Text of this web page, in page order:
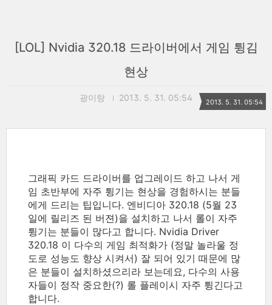
[LOL] Nvidia 320.18 드라이버에서 게임 튕김
현상
광이랑 2013. 5. 31. 05:54 2013. 5. 31. 05:54
그래픽 카드 드라이버를 업그레이드 하고 나서 게
임 초반부에 자주 튕기는 현상을 경험하시는 분들
에게 드리는 팁입니다. 엔비디아 320.18 (5월 23
일에 릴리즈 된 버젼)을 설치하고 나서 롤이 자주
튕기는 분들이 많다고 합니다. Nvidia Driver
320.18 이 다수의 게임 최적화가 (정말 놀라울 정
도로 성능도 향상 시켜서) 잘 되어 있기 때문에 많
은 분들이 설치하셨으리라 보는데요, 다수의 사용
자들이 정작 중요한(?) 롤 플레이시 자주 튕긴다고
합니다.